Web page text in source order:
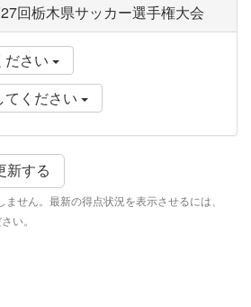
回栃木県サッカー選手権大会
ださい
ください
する
せん。最新の得点状況を表示させるには、
い。